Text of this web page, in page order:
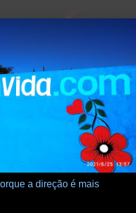
a direção é mais